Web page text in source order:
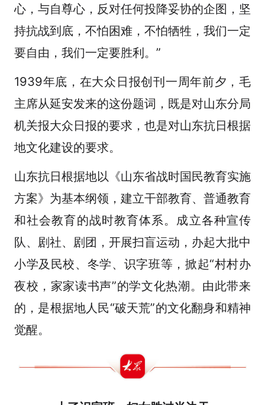
心，与自尊心，反对任何投降妥协的企图，坚
持抗战到底，不怕困难，不怕牺牲，我们一定
要自由，我们一定要胜利。”
1939年底，在大众日报创刊一周年前夕，毛
主席从延安发来的这份题词，既是对山东分局
机关报大众日报的要求，也是对山东抗日根据
地文化建设的要求。
山东抗日根据地以《山东省战时国民教育实施
方案》为基本纲领，建立干部教育、普通教育
和社会教育的战时教育体系。成立各种宣传
队、剧社、剧团，开展扫盲运动，办起大批中
小学及民校、冬学、识字班等，掀起“村村办
夜校，家家读书声”的学文化热潮。由此带来
的，是根据地人民“破天荒”的文化翻身和精神
觉醒。